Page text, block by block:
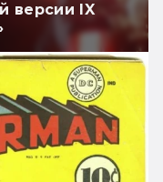
версии IX